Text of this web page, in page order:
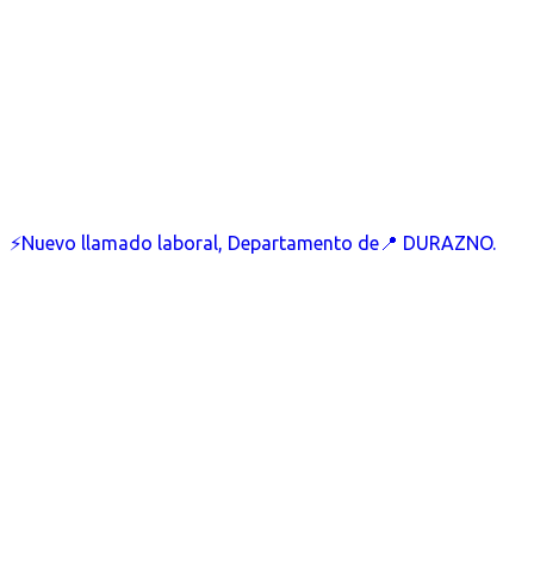
⚡Nuevo llamado laboral, Departamento de📍 DURAZNO.